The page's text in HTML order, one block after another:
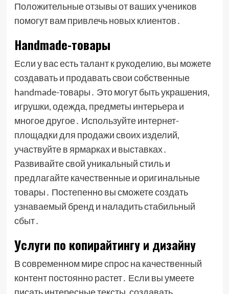
Положительные отзывы от ваших учеников
помогут вам привлечь новых клиентов․
Handmade-товары
Если у вас есть талант к рукоделию, вы можете
создавать и продавать свои собственные
handmade-товары․ Это могут быть украшения,
игрушки, одежда, предметы интерьера и
многое другое․ Используйте интернет-
площадки для продажи своих изделий,
участвуйте в ярмарках и выставках․
Развивайте свой уникальный стиль и
предлагайте качественные и оригинальные
товары․ Постепенно вы сможете создать
узнаваемый бренд и наладить стабильный
сбыт․
Услуги по копирайтингу и дизайну
В современном мире спрос на качественный
контент постоянно растет․ Если вы умеете